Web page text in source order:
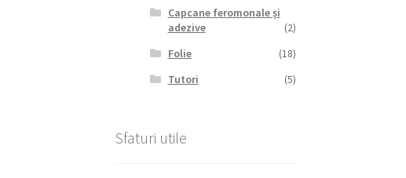
Capcane feromonale și
adezive
(2)
Folie
(18)
Tutori
(5)
Sfaturi utile